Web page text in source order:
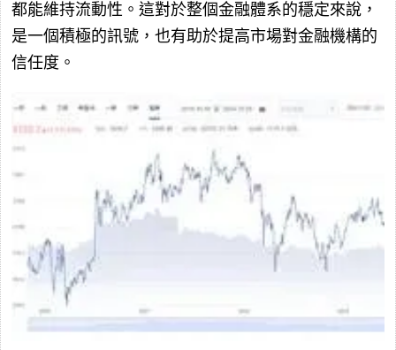
都能維持流動性。這對於整個金融體系的穩定來說，
是一個積極的訊號，也有助於提高市場對金融機構的
信任度。